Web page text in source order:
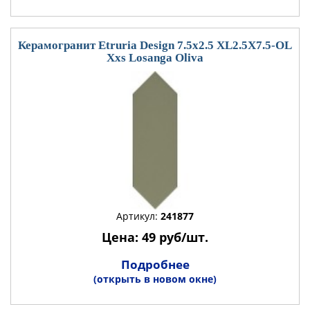
Керамогранит Etruria Design 7.5x2.5 XL2.5X7.5-OL
Xxs Losanga Oliva
Артикул: 241877
Цена: 49 руб/шт.
Подробнее
(открыть в новом окне)